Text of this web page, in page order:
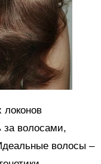
локонов
за волосами,
волосы –